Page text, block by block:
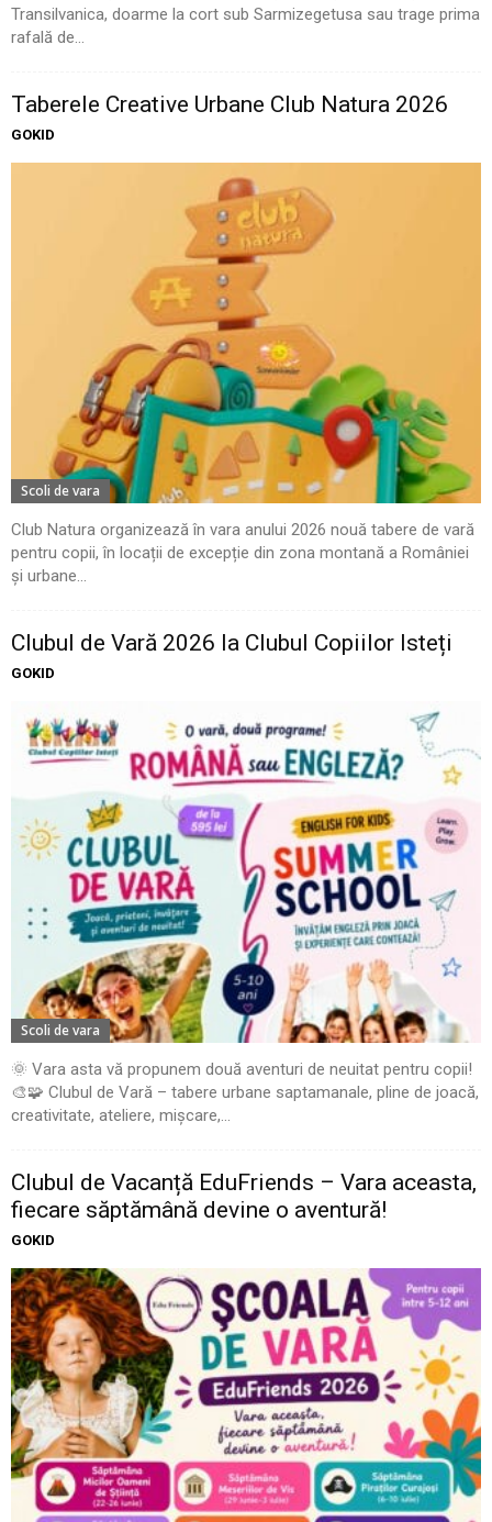
Transilvanica, doarme la cort sub Sarmizegetusa sau trage prima
rafală de...
Taberele Creative Urbane Club Natura 2026
GOKID
Scoli de vara
Club Natura organizează în vara anului 2026 nouă tabere de vară
pentru copii, în locații de excepție din zona montană a României
și urbane...
Clubul de Vară 2026 la Clubul Copiilor Isteți
GOKID
Scoli de vara
🌞 Vara asta vă propunem două aventuri de neuitat pentru copii!
🎨🧩 Clubul de Vară – tabere urbane saptamanale, pline de joacă,
creativitate, ateliere, mișcare,...
Clubul de Vacanță EduFriends – Vara aceasta,
fiecare săptămână devine o aventură!
GOKID